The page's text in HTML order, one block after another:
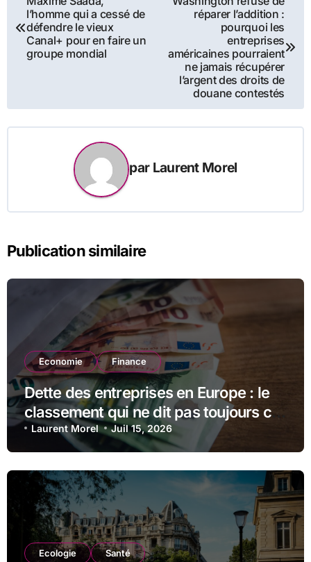
de
l’article
l’homme qui a cessé de
défendre le vieux
Canal+ pour en faire un
groupe mondial
réparer l’addition :
pourquoi les
entreprises
américaines pourraient
ne jamais récupérer
l’argent des droits de
douane contestés
par Laurent Morel
Publication similaire
Economie Finance
Dette des entreprises en Europe : le
classement qui ne dit pas toujours ce
qu’il semble dire
Laurent Morel Juil 15, 2026
Ecologie Santé